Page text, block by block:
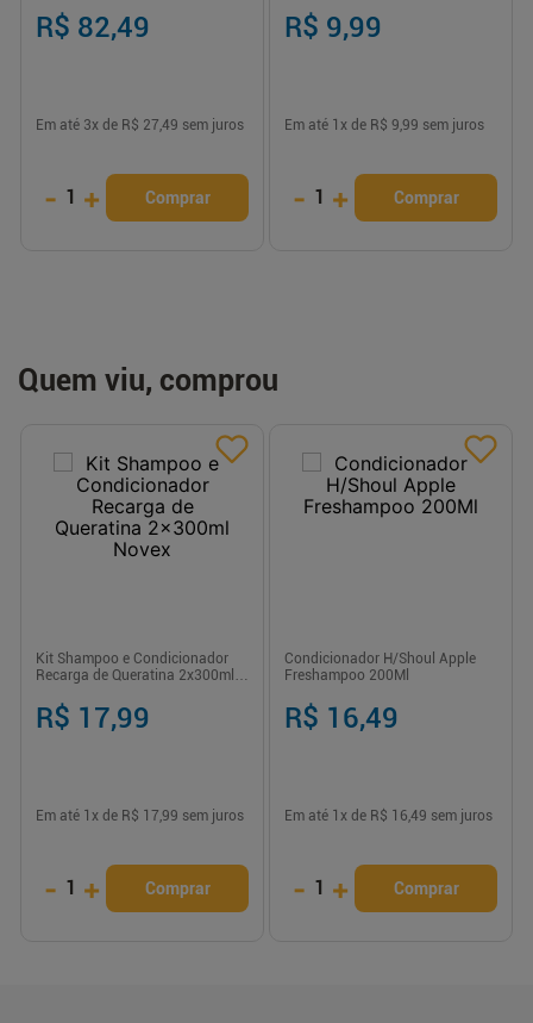
R$ 82,49
Em até 3x de R$ 27,49 sem juros
- 1 + Comprar
R$ 9,99
Em até 1 x de R$ 9,99 sem juros
- 1 + Comprar
Quem viu, comprou
Kit Shampoo e Condicionador
Recarga de Queratina 2x300ml
R$ 17,99
Em até 1 x de R$ 17,99 sem juros
- 1 + Comprar
Condicionador H/Shoul Apple
Freshampoo 200Ml
R$ 16,49
Em até 1 x de R$ 16,49 sem juros
- 1 + Comprar